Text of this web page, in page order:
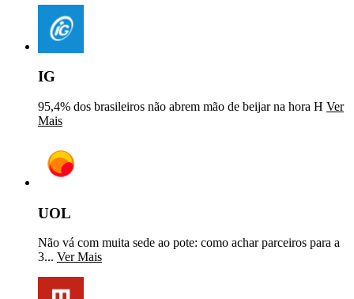
IG
95,4% dos brasileiros não abrem mão de beijar na hora H Ver
Mais
UOL
Não vá com muita sede ao pote: como achar parceiros para a
3... Ver Mais